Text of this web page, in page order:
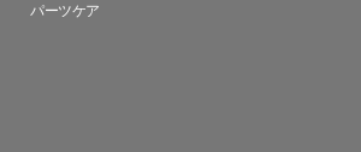
パーツケア